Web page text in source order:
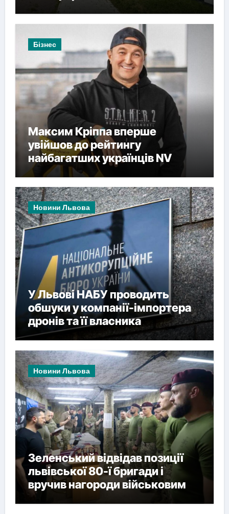
Бізнес
Максим Кріппа вперше
увійшов до рейтингу
найбагатших українців NV
Новини Львова
У Львові НАБУ проводить
обшуки у компанії-імпортера
дронів та її власника
Новини Львова
Зеленський відвідав позиції
львівської 80-ї бригади і
вручив нагороди військовим